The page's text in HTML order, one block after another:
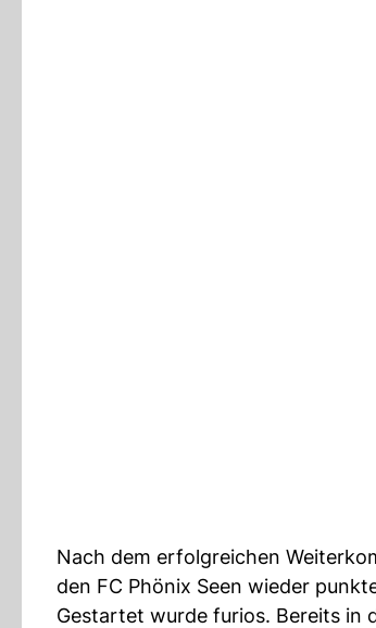
Nach dem erfolgreichen
den FC Phönix Seen wieder
Gestartet wurde furios. Bereits in